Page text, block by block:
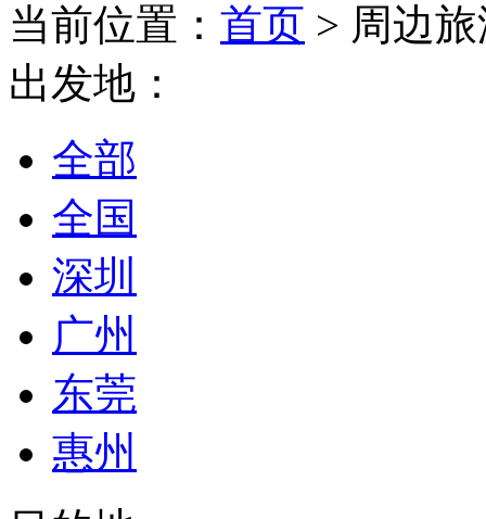
当前位置： 首页 > 周边
出发地：
全部
全国
深圳
广州
东莞
惠州